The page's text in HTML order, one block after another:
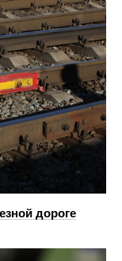
дороге